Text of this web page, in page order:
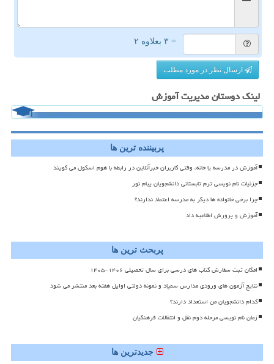
= ۳ بعلاوه ۲
ارسال نظر در مورد مطلب
لینک دوستان مدیریت آموزش
پربیننده ترین ها
آموزش در مدرسه یا خانه، وقتی کاربران خبرآنلاین در رابطه با هوم اسکول می گویند
جزئیات نام نویسی ترم تابستانی دانشجویان پیام نور
چرا برخی خانواده ها دیگر به مدرسه اعتماد ندارند؟
آموزش و پرورش اطلاعیه داد
پربحث ترین ها
امکان ثبت سفارش کتاب های درسی برای سال تحصیلی ۱۴۰۶–۱۴۰۵
نتایج آزمون های ورودی مدارس سمپاد و نمونه دولتی اوایل هفته بعد منتشر می شود
کدام دانشجویان من استعداد دارند؟
زمان نام نویسی مرحله دوم نقل و انتقالات فرهنگیان
جدیدترین ها